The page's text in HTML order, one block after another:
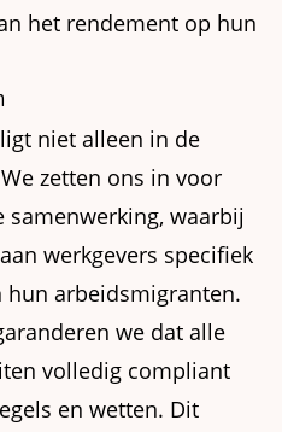
het rendement op hun
niet alleen in de
zetten ons in voor
samenwerking, waarbij
werkgevers specifiek
arbeidsmigranten.
we dat alle
volledig compliant
en wetten. Dit